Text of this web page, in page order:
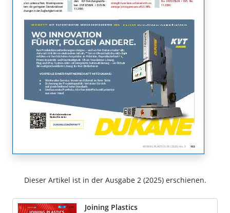
Dieser Artikel ist in der Ausgabe 2 (2025) erschienen.
Joining Plastics